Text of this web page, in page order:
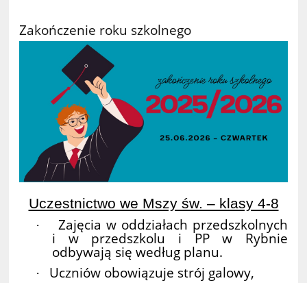
Zakończenie roku szkolnego
Uczestnictwo we Mszy św. – klasy 4-8
·
Zajęcia w oddziałach przedszkolnych
i w przedszkolu i PP w Rybnie
odbywają się według planu.
· Uczniów obowiązuje strój galowy,